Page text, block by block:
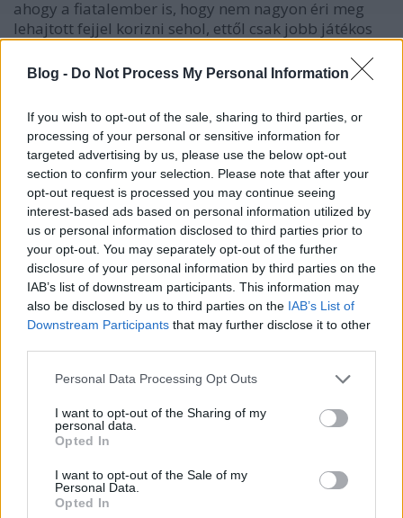
Blog - Do Not Process My Personal Information
If you wish to opt-out of the sale, sharing to third parties, or
processing of your personal or sensitive information for
targeted advertising by us, please use the below opt-out
section to confirm your selection. Please note that after your
opt-out request is processed you may continue seeing
interest-based ads based on personal information utilized by
us or personal information disclosed to third parties prior to
your opt-out. You may separately opt-out of the further
disclosure of your personal information by third parties on the
IAB’s list of downstream participants. This information may
also be disclosed by us to third parties on the IAB’s List of
Downstream Participants that may further disclose it to other
Please note that this website/app uses one or more Google
not limited to your visit or usage behaviour. You may click to
grant or deny consent to Google and its third-party tags to
use your data for below specified purposes in below Google
consent section.
Personal Data Processing Opt Outs
I want to opt-out of the Sharing of my
personal data.
Opted In
I want to opt-out of the Sale of my
Personal Data.
Opted In
ahogy a fiatalember is, hogy nem nagyon éri meg
lehajtott fejjel korizni sehol, ettől csak jobb játékos
egyértelmű, de ha a kevesebb időt töltött volna
lehajtott fejjel, biztos nem szalad ekkora pofonba.
Sajnálatos, vagy nem, de ez a játék gyorsul, és
alkalmazkodni kell, szerintem ha Adorján csak
simán megáll akkor is hatalmasat esik, a saját
lendülete miatt.
Mióta kell/muszáj egy védőnek korongszerző
mozdulatokat bemutatni? minek kell ez kiemelni?, az
ütközés mint fogalom megállja a helyét, hisz
korongot birtoklót ütközött le, csak rosszul lett
kivitelezve. Véleményem szerint, ha nincs lent a feje,
vagy hamarabb észlel vállát kapja el,
szándékosságot sérülésokozásra nem látok benne.
TheKaszi
@durex26: Nehéz értékelni a helyzetet csak a
videóról. Amikor ez történt, akkor már volt sérülést
okozó szabálytalanság (Benk szenvedte el), amit
továbbengedtek, és volt egy másik fejre irányuló
szabálytalanság, amit büntettek a játékvezetők.